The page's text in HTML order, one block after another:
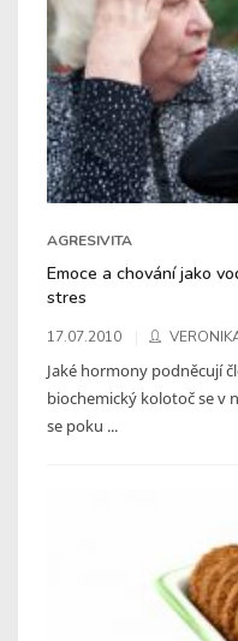
AGRESIVITA
Emoce a chování jako
stres
17.07.2010
Jaké hormony podněcují
biochemický kolotoč se v
se poku ...